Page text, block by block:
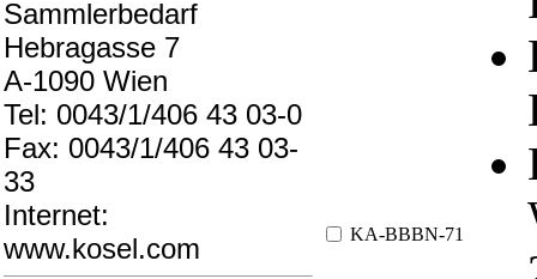
Sammlerbedarf
Hebragasse 7
A-1090 Wien
Tel: 0043/1/406 43 03-0
Fax: 0043/1/406 43 03-
33
Internet:
www.kosel.com
KA-BBBN-71